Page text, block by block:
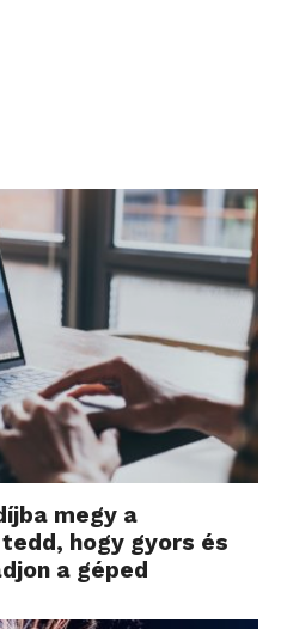
megy a
hogy gyors és
a géped